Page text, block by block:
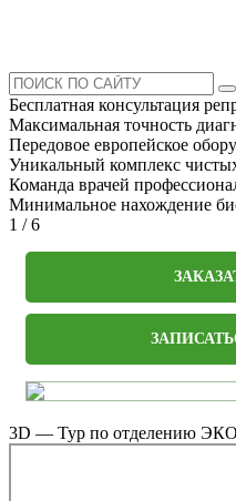
Бесплатная консультация
Максимальная точность
Передовое европейское
Уникальный комплекс
Команда врачей
Минимальное нахождение
1 /6
3D — Тур по отделению ЭКО